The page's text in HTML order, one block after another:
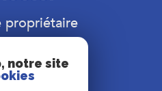
propriétaire
notre site